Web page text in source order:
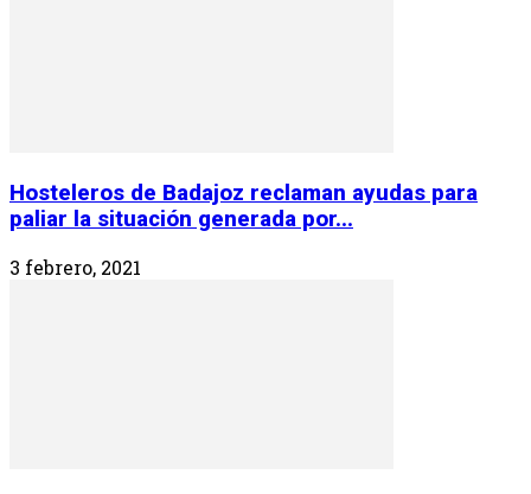
Hosteleros de Badajoz reclaman ayudas para
paliar la situación generada por...
3 febrero, 2021